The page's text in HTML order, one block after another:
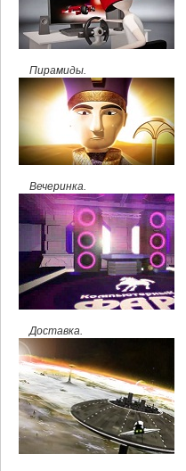
Пирамиды.
Вечеринка.
Доставка.